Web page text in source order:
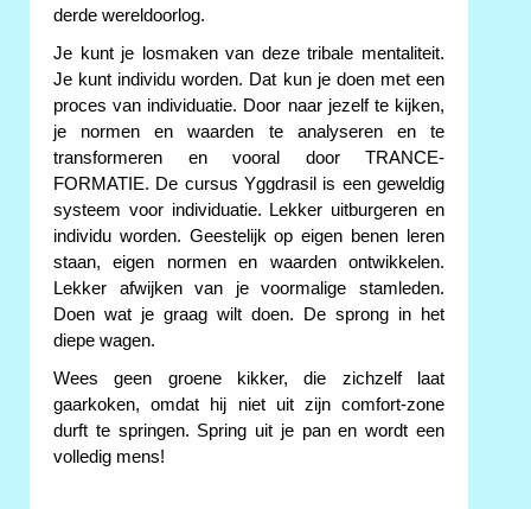
derde wereldoorlog.
Je kunt je losmaken van deze tribale mentaliteit.
Je kunt individu worden. Dat kun je doen met een
proces van individuatie. Door naar jezelf te kijken,
je normen en waarden te analyseren en te
transformeren en vooral door TRANCE-
FORMATIE. De cursus Yggdrasil is een geweldig
systeem voor individuatie. Lekker uitburgeren en
individu worden. Geestelijk op eigen benen leren
staan, eigen normen en waarden ontwikkelen.
Lekker afwijken van je voormalige stamleden.
Doen wat je graag wilt doen. De sprong in het
diepe wagen.
Wees geen groene kikker, die zichzelf laat
gaarkoken, omdat hij niet uit zijn comfort-zone
durft te springen. Spring uit je pan en wordt een
volledig mens!